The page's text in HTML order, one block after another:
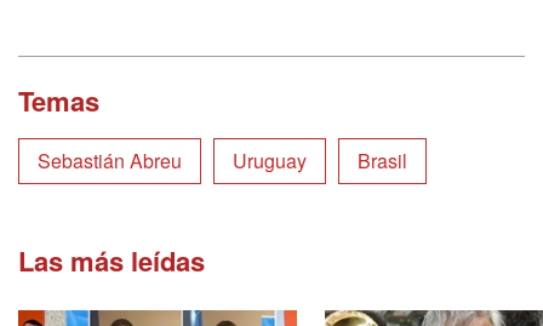
Temas
Sebastián Abreu Uruguay Brasil
Las más leídas